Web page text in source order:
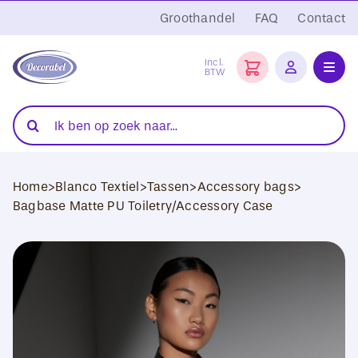
naar
inhoud
Groothandel FAQ Contact
Incl.
BTW
Folies
Transferpersen
Blanco Textiel
Zoeken
naar:
Home>Blanco Textiel>Tassen>Accessory bags>
Bagbase Matte PU Toiletry/Accessory Case